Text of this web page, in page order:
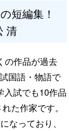
短編集！
清
の作品が過去
国語・物語で
入試でも10作品
た作家です。
なっており、